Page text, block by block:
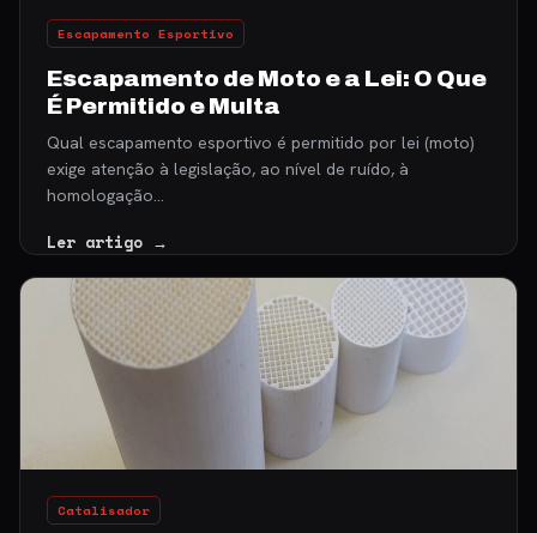
Escapamento Esportivo
Escapamento de Moto e a Lei: O Que
É Permitido e Multa
Qual escapamento esportivo é permitido por lei (moto)
exige atenção à legislação, ao nível de ruído, à
homologação…
Ler artigo →
Catalisador